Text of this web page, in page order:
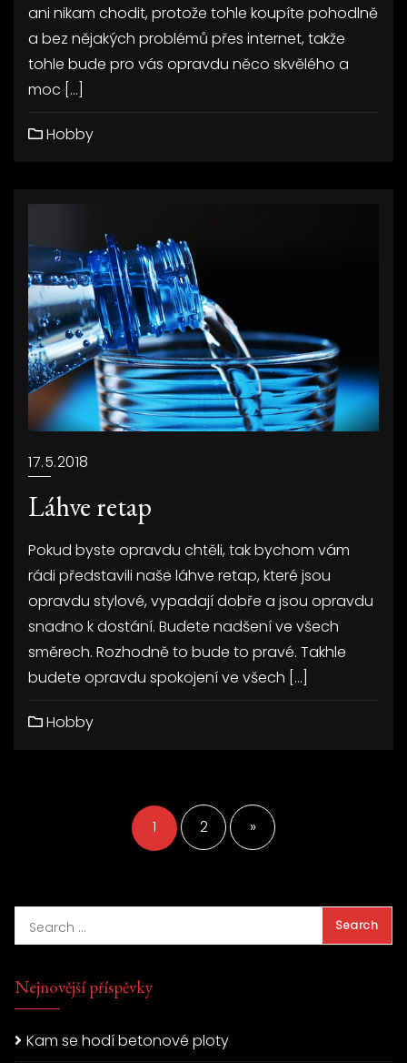
ani nikam chodit, protože tohle koupíte pohodlně
a bez nějakých problémů přes internet, takže
tohle bude pro vás opravdu něco skvělého a
moc […]
Hobby
17.5.2018
Láhve retap
Pokud byste opravdu chtěli, tak bychom vám
rádi představili naše láhve retap, které jsou
opravdu stylové, vypadají dobře a jsou opravdu
snadno k dostání. Budete nadšení ve všech
směrech. Rozhodně to bude to pravé. Takhle
budete opravdu spokojení ve všech […]
Hobby
příspěvků
1 2 »
Nejnovější příspěvky
Kam se hodí betonové ploty